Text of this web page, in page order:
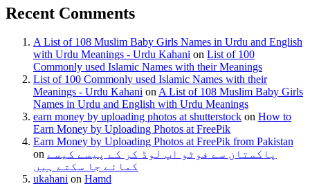
Recent Comments
A List of 108 Muslim Baby Girls Names in Urdu and English
with Urdu Meanings - Urdu Kahani on List of 100
Commonly used Islamic Names with their Meanings
List of 100 Commonly used Islamic Names with their
Meanings - Urdu Kahani onA List of 108 Muslim Baby Girls
Names in Urdu and English with Urdu Meanings
earn money by uploading photos at shutterstock on How to
Earn Money by Uploading Photos at FreePik
Earn Money by Uploading Photos at FreePik from Pakistan
on پاکستان سے فوٹو اپ لوڈ کر کے پیسے کیسے
کمائے جا سکتے ہیں
ukahani on Hamd